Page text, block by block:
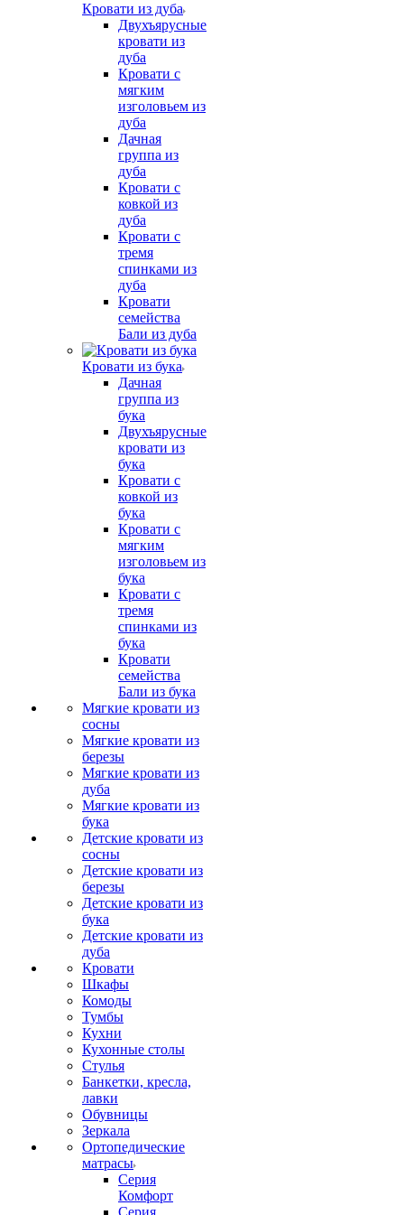
Кровати из дуба
Двухъярусные
кровати из
дуба
Кровати с
мягким
изголовьем из
дуба
Дачная
группа из
дуба
Кровати с
ковкой из
дуба
Кровати с
тремя
спинками из
дуба
Кровати
семейства
Бали из дуба
Кровати из бука
Дачная
группа из
бука
Двухъярусные
кровати из
бука
Кровати с
ковкой из
бука
Кровати с
мягким
изголовьем из
бука
Кровати с
тремя
спинками из
бука
Кровати
семейства
Бали из бука
Мягкие кровати из
сосны
Мягкие кровати из
березы
Мягкие кровати из
дуба
Мягкие кровати из
бука
Детские кровати из
сосны
Детские кровати из
березы
Детские кровати из
бука
Детские кровати из
дуба
Кровати
Шкафы
Комоды
Тумбы
Кухни
Кухонные столы
Стулья
Банкетки, кресла,
лавки
Обувницы
Зеркала
Ортопедические
матрасы
Серия
Комфорт
Серия